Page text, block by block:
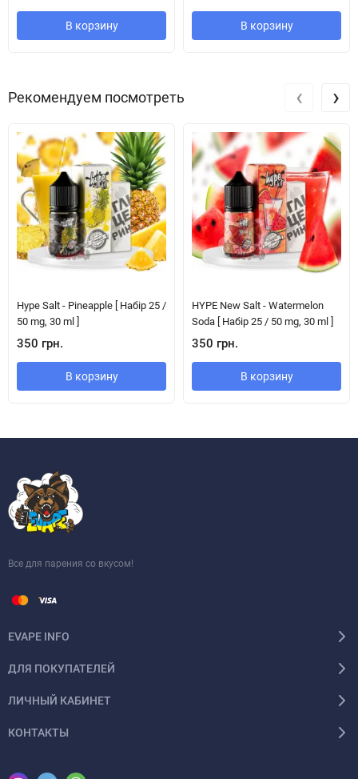
В корзину В корзину
Рекомендуем посмотреть
Hype Salt - Pineapple [ Набір 25 /
50 mg, 30 ml ]
350 грн.
В корзину
HYPE New Salt - Watermelon
Soda [ Набір 25 / 50 mg, 30 ml ]
350 грн.
В корзину
‹ ›
Все для парения со вкусом!
EVAPE INFO
ДЛЯ ПОКУПАТЕЛЕЙ
ЛИЧНЫЙ КАБИНЕТ
КОНТАКТЫ